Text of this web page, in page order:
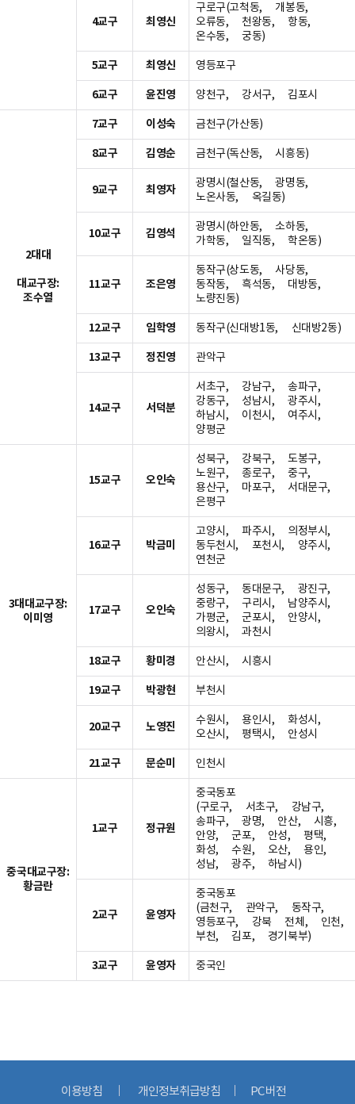
4교구 최영신
구로구(고척동, 개봉동,
오류동, 천왕동, 항동,
온수동, 궁동)
5교구 최영신 영등포구
6교구 윤진영 양천구, 강서구, 김포시
2대대
대교구장:
조수열
7교구 이성숙 금천구(가산동)
8교구 김영순 금천구(독산동, 시흥동)
9교구 최영자
광명시(철산동, 광명동,
노온사동, 옥길동)
10교구 김영석
광명시(하안동, 소하동,
가학동, 일직동, 학온동)
11교구 조은영
동작구(상도동, 사당동,
동작동, 흑석동, 대방동,
노량진동)
12교구 임학영 동작구(신대방1동, 신대방2동)
13교구 정진영 관악구
14교구 서덕분
서초구, 강남구, 송파구,
강동구, 성남시, 광주시,
하남시, 이천시, 여주시,
양평군
3대대교구장:
이미영
15교구 오인숙
성북구, 강북구, 도봉구,
노원구, 종로구, 중구,
용산구, 마포구, 서대문구,
은평구
16교구 박금미
고양시, 파주시, 의정부시,
동두천시, 포천시, 양주시,
연천군
17교구 오인숙
성동구, 동대문구, 광진구,
중랑구, 구리시, 남양주시,
가평군, 군포시, 안양시,
의왕시, 과천시
18교구 황미경 안산시, 시흥시
19교구 박광현 부천시
20교구 노영진
수원시, 용인시, 화성시,
오산시, 평택시, 안성시
21교구 문순미 인천시
중국대교구장:
황금란
1교구 정규원
중국동포
(구로구, 서초구, 강남구,
송파구, 광명, 안산, 시흥,
안양, 군포, 안성, 평택,
화성, 수원, 오산, 용인,
성남, 광주, 하남시)
2교구 윤영자
중국동포
(금천구, 관악구, 동작구,
영등포구, 강북 전체, 인천,
부천, 김포, 경기북부)
3교구 윤영자 중국인
이용방침 개인정보취급방침 PC 버전